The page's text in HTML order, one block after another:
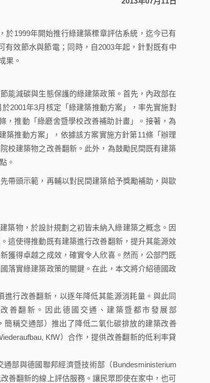
1999年開始推行綠建築標章評估系統，迄今已有
效節水與節電；同時，自2003年起，針對既有中
果。
減碳與生態保護的綠建築政策。首先，內政部在
2001年3月核定「綠建築推動方案」，率先實施對
，推動「綠廳舍暨學校改善補助計畫」。接著，為
築推動方案」，依據該方案實施方針第11條「辦理
校建築物之改善翻新。此外，為鼓勵民間既有建築
。
頭示範，再輔以對民間建築給予獎勵補助，與歐
物，於設計規劃之初皆未納入綠建築之概念。因
這使得推動既有建築進行改善翻新，提升其能源效
獲得卓越之成效，確實令人欣喜。然而，公部門既
落實綠建築政策的關鍵。在此，本文將介紹德國政
行改善翻新，以逐年降低其能源消耗量。與此同
善翻新。因此德國交通、建築暨都市發展部
簡稱交通部）推出了降低二氧化碳排放的建築改善
KfW）合作，提供改善翻新的低利率貸
部與德國聯邦經濟暨技術部（Bundesministerium
善翻新的線上評估服務。讓民眾即使在家中，也可